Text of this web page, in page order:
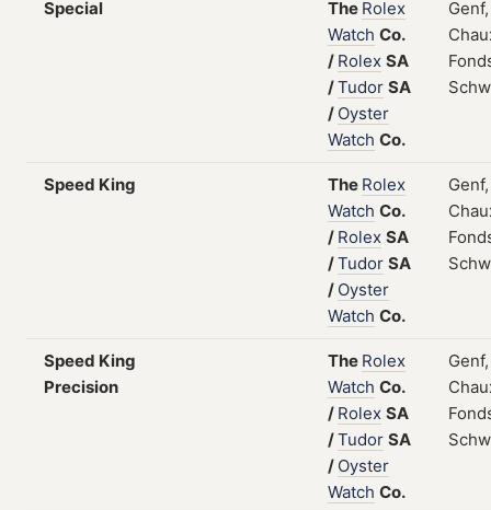
Special The Rolex
Watch Co.
/ Rolex SA
/Tudor SA
/ Oyster
Watch Co.
Speed King The Rolex
Watch Co.
/ Rolex SA
/Tudor SA
/ Oyster
Watch Co.
Speed King
Precision
The Rolex
Watch Co.
/ Rolex SA
/Tudor SA
/ Oyster
Watch Co.